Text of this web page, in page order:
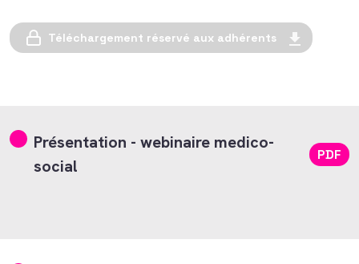
Téléchargement réservé aux adhérents
Présentation - webinaire medico-
social
PDF